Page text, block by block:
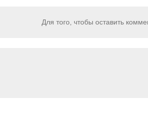
Для того, чтобы оставить